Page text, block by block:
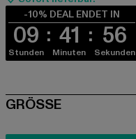
-10% DEAL ENDET IN
09
Stunden
41
Minuten
56
Sekunden
SIZE
GRÖSSE